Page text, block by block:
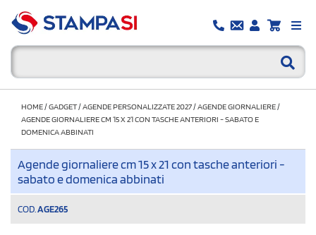
HOME/GADGET/AGENDE PERSONALIZZATE 2027/AGENDE GIORNALIERE/
AGENDE GIORNALIERE CM 15 X 21 CON TASCHE ANTERIORI - SABATO E
DOMENICA ABBINATI
Agende giornaliere cm 15 x 21 con tasche anteriori -
sabato e domenica abbinati
COD. AGE265